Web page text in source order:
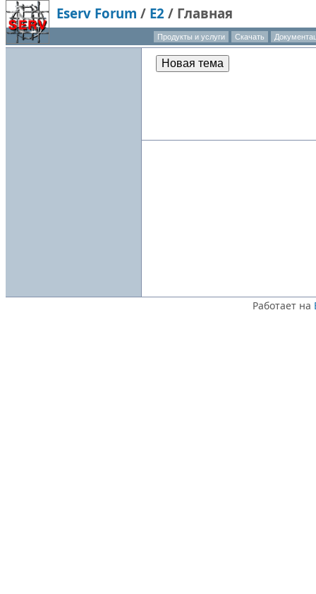
Eserv Forum / E2 / Главная
Продукты и услуги Скачать
Новая тема
Работает на